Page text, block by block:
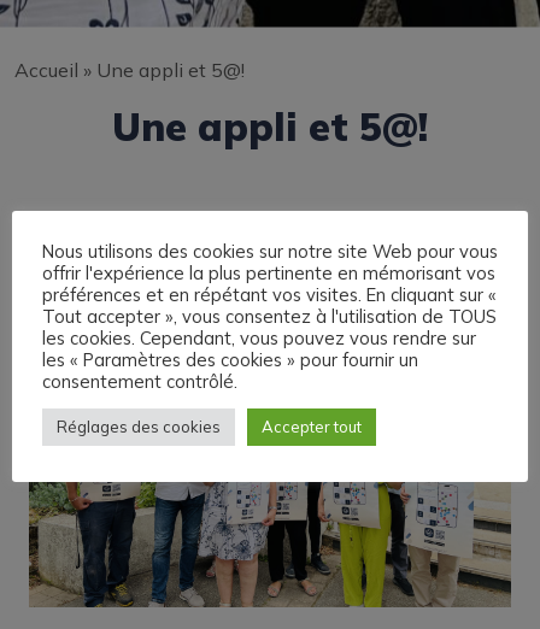
Accueil » Une appli et 5@!
Une appli et 5@!
Nous utilisons des cookies sur notre site Web pour vous
offrir l'expérience la plus pertinente en mémorisant vos
préférences et en répétant vos visites. En cliquant sur «
Tout accepter », vous consentez à l'utilisation de TOUS
les cookies. Cependant, vous pouvez vous rendre sur
les « Paramètres des cookies » pour fournir un
consentement contrôlé.
Réglages des cookies Accepter tout